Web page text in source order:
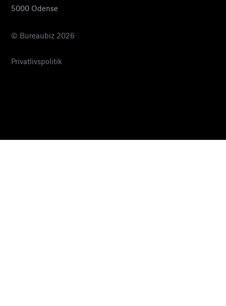
5000 Odense
© Bureaubiz 2026
Privatlivspolitik